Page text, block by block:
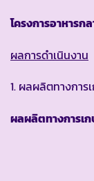
โครงการอาหารก
ผลการดำเนินงาน
1. ผลผลิตทางการ
ผลผลิตทางการเ